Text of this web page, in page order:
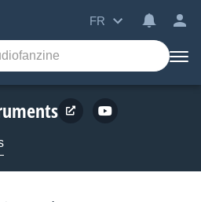
FR